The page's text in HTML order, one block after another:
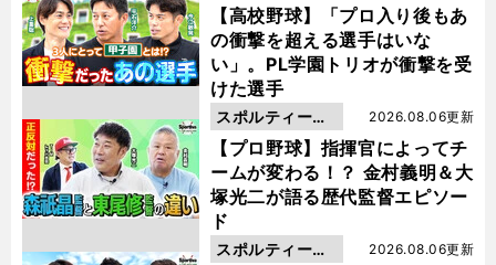
【高校野球】「プロ入り後もあ
の衝撃を超える選手はいな
い」。PL学園トリオが衝撃を受
けた選手
動画
【プロ野球】指揮官によってチ
ームが変わる！？ 金村義明＆大
塚光二が語る歴代監督エピソー
ド
2026.08.06更新
スポルティーバ
動画
2026.08.06更新
スポルティーバ